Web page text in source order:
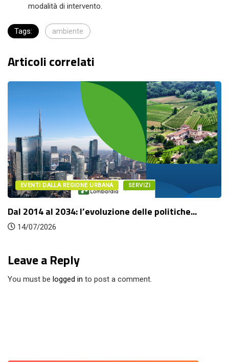
modalità di intervento.
Tags: ambiente
Articoli correlati
URBANA SERVIZI
l’evoluzione delle politiche...
EVENTI DALLA
Fuori città.
Leave a Reply
You must be logged in to post a comment.